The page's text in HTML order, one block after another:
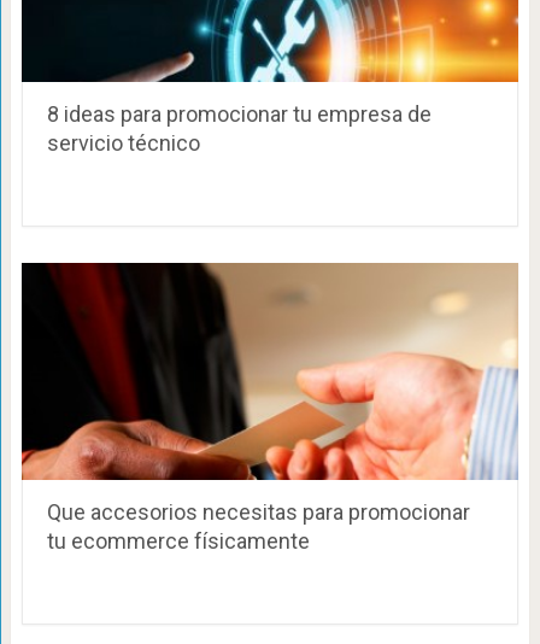
8 ideas para promocionar tu empresa de
servicio técnico
Que accesorios necesitas para promocionar
tu ecommerce físicamente